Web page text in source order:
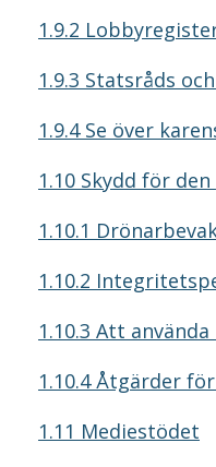
1.9.2
1.9.3 Statsråds
1.9.4 Se över
1.10 Skydd för
1.10.1
1.10.2
1.10.3 Att
1.10.4 Åtgärder
1.11 Mediestödet